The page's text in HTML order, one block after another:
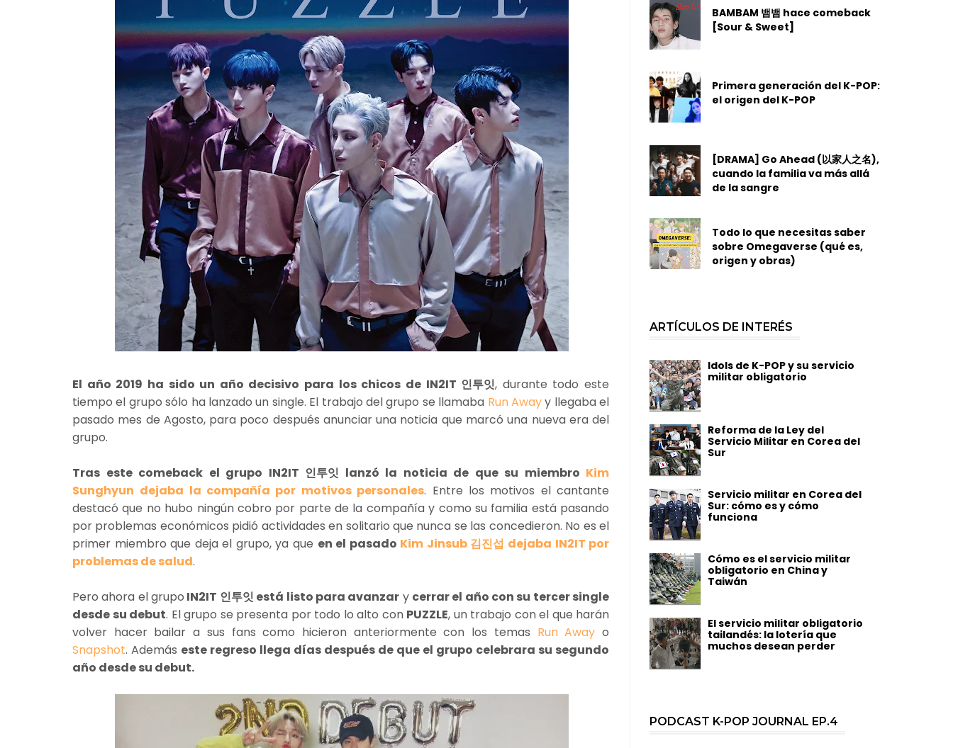
El año 2019 ha sido un año decisivo para los chicos de IN2IT 인투잇, durante todo este
tiempo el grupo sólo ha lanzado un single. El trabajo del grupo se llamaba Run Awayy llegaba el
pasado mes de Agosto, para poco después anunciar una noticia que marcó una nueva era del
grupo.
Tras este comeback el grupo IN2IT 인투잇 lanzó la noticia de que su miembro Kim
Sunghyun dejaba la compañía por motivos personales. Entre los motivos el cantante
destacó que no hubo ningún cobro por parte de la compañía y como su familia está pasando
por problemas económicos pidió actividades en solitario que nunca se las concedieron. No es el
primer miembro que deja el grupo, ya que en el pasado Kim Jinsub 김진섭 dejaba IN2IT por
problemas de salud.
Pero ahora el grupo IN2IT 인투잇 está listo para avanzar y cerrar el año con su tercer single
desde su debut. El grupo se presenta por todo lo alto con PUZZLE, un trabajo con el que harán
volver hacer bailar a sus fans como hicieron anteriormente con los temas Run Away o
Snapshot. Además este regreso llega días después de que el grupo celebrara su segundo
año desde su debut.
BAMBAM 뱀뱀 hace comeback
[Sour & Sweet]
Primera generación del K-POP:
el origen del K-POP
[DRAMA] Go Ahead (以家人之名),
cuando la familia va más allá
de la sangre
Todo lo que necesitas saber
sobre Omegaverse (qué es,
origen y obras)
ARTÍCULOS DE INTERÉS
Idols de K-POP y su servicio
militar obligatorio
Reforma de la Ley del
Servicio Militar en Corea del
Sur
Servicio militar en Corea del
Sur: cómo es y cómo
funciona
Cómo es el servicio militar
obligatorio en China y
Taiwán
El servicio militar obligatorio
tailandés: la lotería que
muchos desean perder
PODCAST K-POP JOURNAL EP.4